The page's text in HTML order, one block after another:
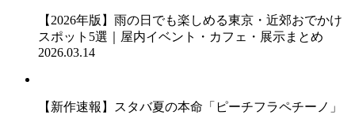
【2026年版】雨の日でも楽しめる東京・近郊おでかけ
スポット5選｜屋内イベント・カフェ・展示まとめ
2026.03.14
【新作速報】スタバ夏の本命「ピーチフラペチーノ」